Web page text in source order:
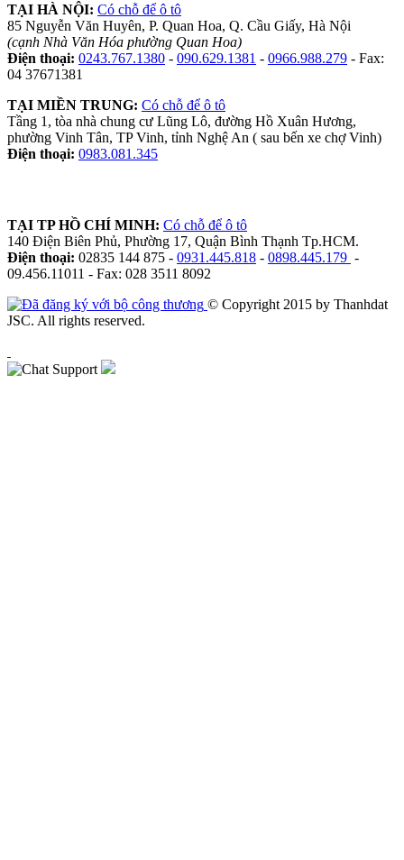
TẠI HÀ NỘI: Có chỗ để ô tô
85 Nguyễn Văn Huyên, P. Quan Hoa, Q. Cầu Giấy, Hà Nội
(cạnh Nhà Văn Hóa phường Quan Hoa)
Điện thoại: 0243.767.1380 - 090.629.1381 - 0966.988.279 - Fax:
04 37671381
TẠI MIỀN TRUNG: Có chỗ để ô tô
Tầng 1, tòa nhà chung cư Lũng Lô, đường Hồ Xuân Hương,
phường Vinh Tân, TP Vinh, tỉnh Nghệ An ( sau bến xe chợ Vinh)
Điện thoại: 0983.081.345
TẠI TP HỒ CHÍ MINH: Có chỗ để ô tô
140 Điện Biên Phủ, Phường 17, Quận Bình Thạnh Tp.HCM.
Điện thoại: 02835 144 875 - 0931.445.818 - 0898.445.179 -
09.456.11011 - Fax: 028 3511 8092
© Copyright 2015 by Thanhdat
JSC. All rights reserved.